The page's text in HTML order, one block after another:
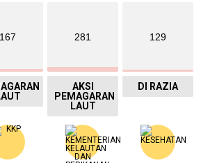
167 281
AKSI
PEMAGARAN
LAUT
129
DI RAZIA